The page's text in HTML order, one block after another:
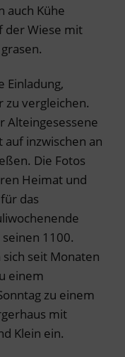
auch Kühe
der Wiese mit
Einladung,
vergleichen.
Alteingesessene
inzwischen an
Die Fotos
Heimat und
das
1100.
seit Monaten
einem
zu einem
mit
Klein ein.